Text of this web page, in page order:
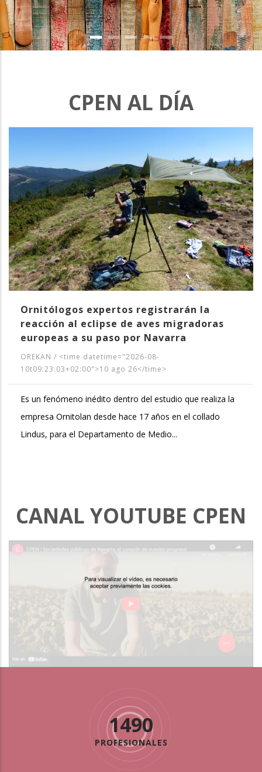
CPEN AL DÍA
Ornitólogos expertos registrarán la
reacción al eclipse de aves migradoras
europeas a su paso por Navarra
OREKAN / <time datetime="2026-08-
10t09:23:03+02:00">10 ago 26</time>
Es un fenómeno inédito dentro del estudio que realiza la
empresa Ornitolan desde hace 17 años en el collado
Lindus, para el Departamento de Medio...
CANAL YOUTUBE CPEN
1490
PROFESIONALES